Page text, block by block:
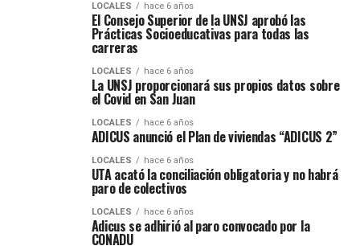
LOCALES hace 6 años
El Consejo Superior de la UNSJ aprobó las
Prácticas Socioeducativas para todas las
carreras
LOCALES hace 6 años
La UNSJ proporcionará sus propios datos sobre
el Covid en San Juan
LOCALES hace 6 años
ADICUS anunció el Plan de viviendas “ADICUS 2”
LOCALES hace 6 años
UTA acató la conciliación obligatoria y no habrá
paro de colectivos
LOCALES hace 6 años
Adicus se adhirió al paro convocado por la
CONADU